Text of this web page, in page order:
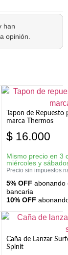
han
opinión.
Tapon de Repuesto
marca Thermos
$ 16.000
Mismo precio en 3
miércoles y
Precio sin impuestos
5% OFF abonando
bancaria
10% OFF
Caña de Lanzar
Spinit